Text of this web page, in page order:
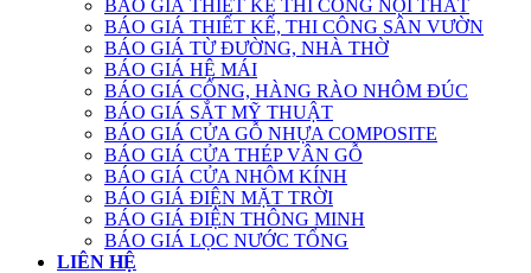
BÁO GIÁ THIẾT KẾ THI CÔNG NỘI THẤT
BÁO GIÁ THIẾT KẾ, THI CÔNG SÂN VƯỜN
BÁO GIÁ TỪ ĐƯỜNG, NHÀ THỜ
BÁO GIÁ HỆ MÁI
BÁO GIÁ CỔNG, HÀNG RÀO NHÔM ĐÚC
BÁO GIÁ SẮT MỸ THUẬT
BÁO GIÁ CỬA GỖ NHỰA COMPOSITE
BÁO GIÁ CỬA THÉP VÂN GỖ
BÁO GIÁ CỬA NHÔM KÍNH
BÁO GIÁ ĐIỆN MẶT TRỜI
BÁO GIÁ ĐIỆN THÔNG MINH
BÁO GIÁ LỌC NƯỚC TỔNG
LIÊN HỆ